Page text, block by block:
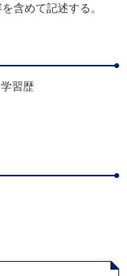
含めて記述する。
習歴